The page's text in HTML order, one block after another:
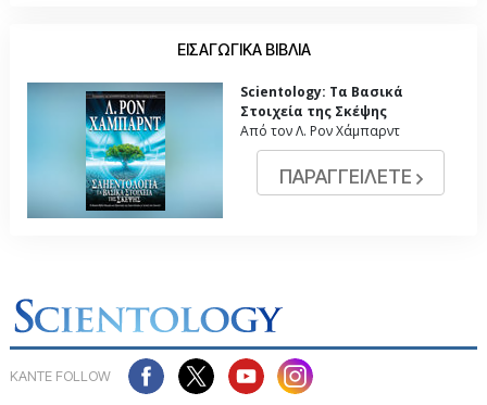
ΕΙΣΑΓΩΓΙΚΑ ΒΙΒΛΙΑ
Scientology: Τα Βασικά
Στοιχεία της Σκέψης
Από τον Λ. Ρον Χάμπαρντ
ΠΑΡΑΓΓΕΙΛΕΤΕ
ΚΑΝΤΕ FOLLOW